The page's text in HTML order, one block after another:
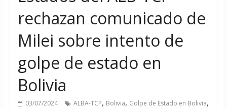
rechazan comunicado de
Milei sobre intento de
golpe de estado en
Bolivia
03/07/2024 ALBA-TCP, Bolivia, Golpe de Estado en Bolivia,